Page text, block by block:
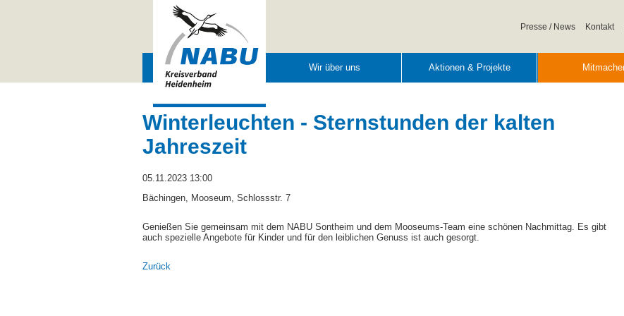
Navigation
Presse / News Kontakt
Navigation
überspringen
Wir über uns Aktionen & Projekte
Winterleuchten - Sternstunden der kalten
Jahreszeit
05.11.2023 13:00
Bächingen, Mooseum, Schlossstr. 7
Genießen Sie gemeinsam mit dem NABU Sontheim und dem Mooseums-Team eine schönen Nachmittag. Es gibt
auch spezielle Angebote für Kinder und für den leiblichen Genuss ist auch gesorgt.
Zurück